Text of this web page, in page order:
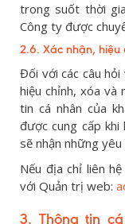
trong suốt thời
Công ty được
2.6. Xác nhận, hiệu
Đối với các câu hỏi
hiệu chỉnh, xóa và
tin cá nhân của
được cung cấp khi
sẽ nhận những yêu
Nếu địa chỉ liên
với Quản trị web:
3. Thông tin